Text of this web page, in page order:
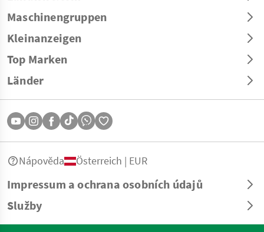
Maschinengruppen
Kleinanzeigen
Top Marken
Länder
Impressum a ochrana osobních údajů
Služby
Nápověda Österreich | EUR